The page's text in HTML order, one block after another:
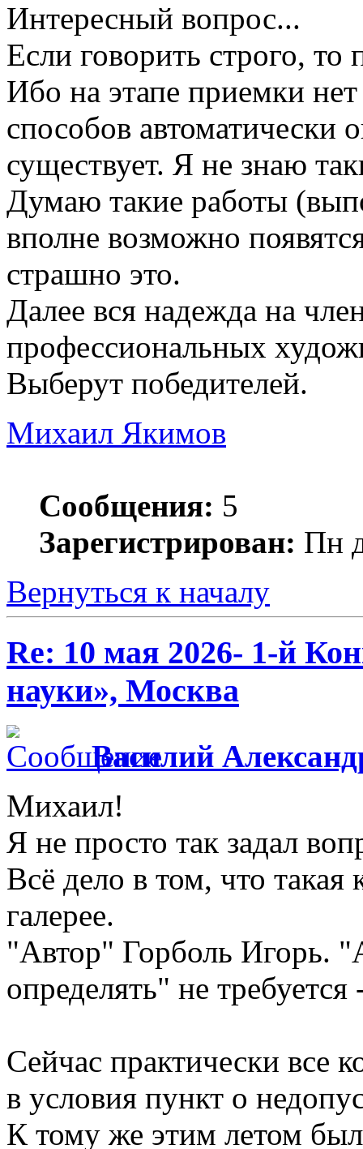
Интересный вопрос...
Если говорить строго,
Ибо на этапе приемки
способов автоматически
существует. Я не знаю
Думаю такие работы
вполне возможно
страшно это.
Далее вся надежда на
профессиональных
Выберут победителей.
Михаил Якимов
Сообщения: 5
Зарегистрирован: Пн
Вернуться к началу
Re: 10 мая 2026- 1-й
науки», Москва
Василий
Михаил!
Я не просто так задал
Всё дело в том, что такая
галерее.
"Автор" Горболь Игорь.
определять" не требуется
Сейчас практически все
в условия пункт о
К тому же этим летом